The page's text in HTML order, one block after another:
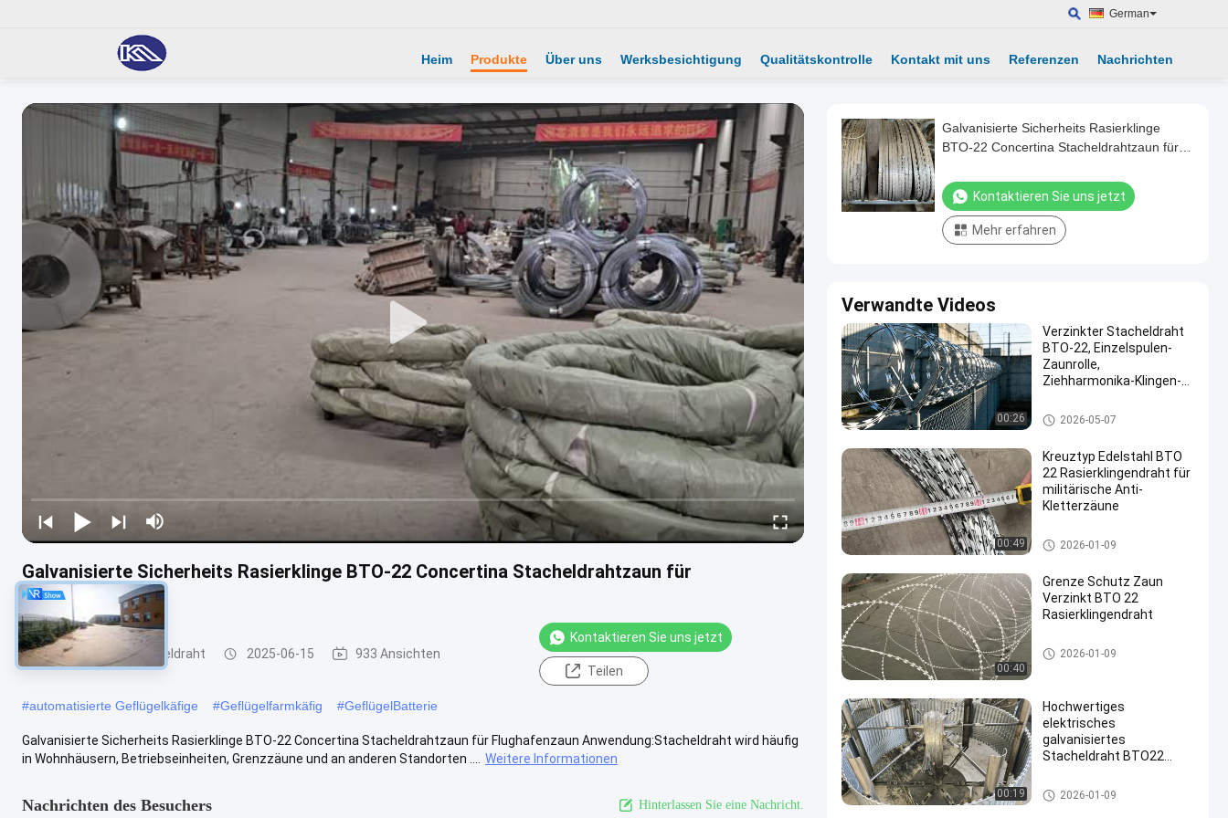
German
Heim Produkte Über uns Werksbesichtigung Qualitätskontrolle Kontakt mit uns Referenzen Nachrichten
Galvanisierte Sicherheits Rasierklinge BTO-22 Concertina Stacheldrahtzaun für
Flughafenzaun
Rasiermesser-Stacheldraht 2025-06-15 933 Ansichten
Kontaktieren Sie uns jetzt
Teilen
#automatisierte Geflügelkäfige #Geflügelfarmkäfig #GeflügelBatterie
Galvanisierte Sicherheits Rasierklinge BTO-22 Concertina Stacheldrahtzaun für Flughafenzaun Anwendung:Stacheldraht wird häufig
in Wohnhäusern, Betriebseinheiten, Grenzzäune und an anderen Standorten ....
Weitere Informationen
Nachrichten des Besuchers Hinterlassen Sie eine Nachricht.
Galvanisierte Sicherheits Rasierklinge
BTO-22 Concertina Stacheldrahtzaun für
Kontaktieren Sie uns jetzt
Mehr erfahren
Verwandte Videos
00:26
Verzinkter Stacheldraht
BTO-22, Einzelspulen-
Zaunrolle,
Ziehharmonika-Klingen-
Rasiermesser-Stacheldraht
2026-05-07
00:49
Kreuztyp Edelstahl BTO
22 Rasierklingendraht für
militärische Anti-
Kletterzäune
Rasiermesser-Stacheldraht
2026-01-09
00:40
Grenze Schutz Zaun
Verzinkt BTO 22
Rasierklingendraht
Rasiermesser-Stacheldraht
2026-01-09
00:19
Hochwertiges
elektrisches
galvanisiertes
Stacheldraht BTO22
Rasiermesser-Stacheldraht
2026-01-09